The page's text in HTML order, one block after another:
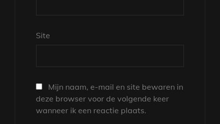
Site
Mijn naam, e-mail en site bewaren in
deze browser voor de volgende keer
wanneer ik een reactie plaats.